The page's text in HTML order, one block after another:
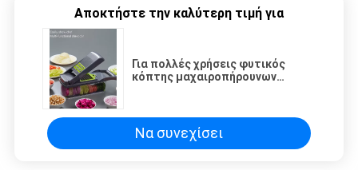
Αποκτήστε την καλύτερη τιμή για
Για πολλές χρήσεις φυτικός
κόπτης μαχαιροπήρουνων
Να συνεχίσει